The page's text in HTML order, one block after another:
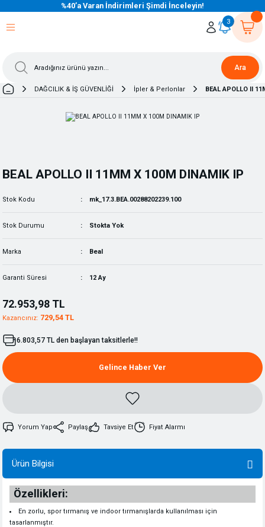
%40’a Varan İndirimleri Şimdi İnceleyin!
Ara
3
DAĞCILIK & İŞ GÜVENLİĞİ İpler & Perlonlar BEAL APOLLO II
BEAL APOLLO II 11MM X 100M DINAMIK IP
Stok Kodu mk_17.3.BEA.00288202239.100
Stok Durumu Stokta Yok
Marka Beal
Garanti Süresi 12 Ay
72.953,98 TL
Kazancınız: 729,54 TL
6.803,57 TL den başlayan taksitlerle!!
Gelince Haber Ver
Yorum Yap Paylaş Tavsiye Et Fiyat Alarmı
Ürün Bilgisi
Özellikleri:
En zorlu, spor tırmanış ve indoor tırmanışlarda kullanılması için
tasarlanmıştır.